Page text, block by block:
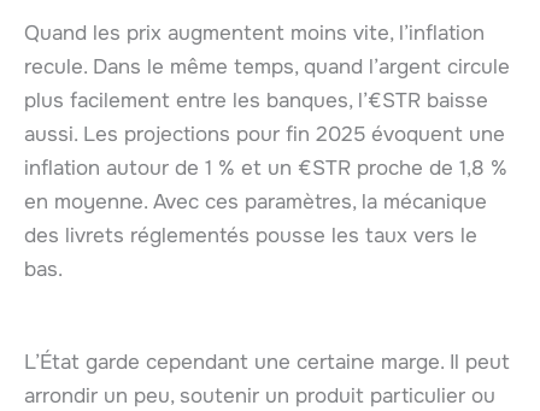
Quand les prix augmentent moins vite, l’inflation
recule. Dans le même temps, quand l’argent circule
plus facilement entre les banques, l’€STR baisse
aussi. Les projections pour fin 2025 évoquent une
inflation autour de 1 % et un €STR proche de 1,8 %
en moyenne. Avec ces paramètres, la mécanique
des livrets réglementés pousse les taux vers le
bas.
L’État garde cependant une certaine marge. Il peut
arrondir un peu, soutenir un produit particulier ou